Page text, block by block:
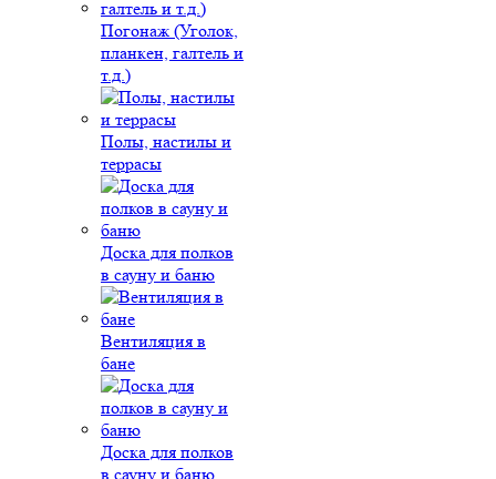
Погонаж (Уголок,
планкен, галтель и
т.д.)
Полы, настилы и
террасы
Доска для полков
в сауну и баню
Вентиляция в
бане
Доска для полков
в сауну и баню